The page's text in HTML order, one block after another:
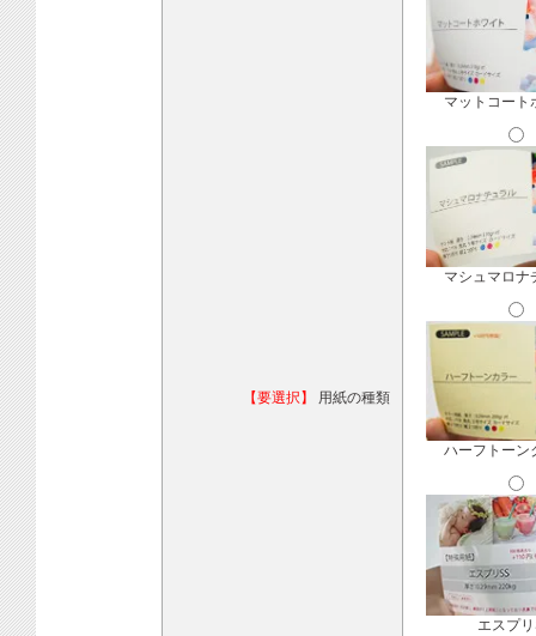
【要選択】 用紙の種類
マットコート
マシュマロナ
ハーフトーン
エスプ